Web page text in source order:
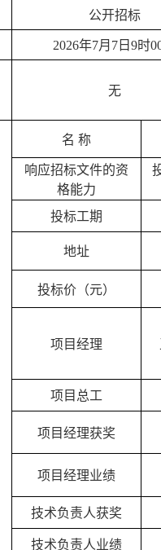
公开招标
2026年7月7日9时
无
名 称
响应招标文件的资
格能力
投标工期
地址
投标价（元）
项目经理
项目总工
项目经理获奖
项目经理业绩
技术负责人获奖
技术负责人业绩